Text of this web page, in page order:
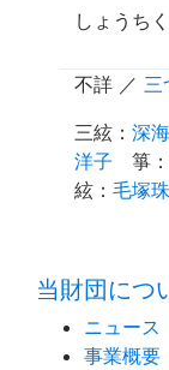
しょうち
不詳 ／ 三
三絃 ： 深
洋子
箏 ：
絃 ： 毛塚
当財団につ
ニュース
事業概要